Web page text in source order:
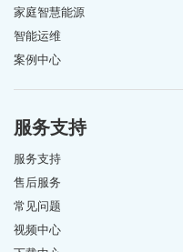
家庭智慧能源
智能运维
案例中心
服务支持
服务支持
售后服务
常见问题
视频中心